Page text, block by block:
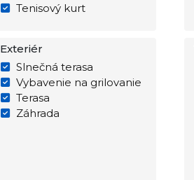
Tenisový kurt
Exteriér
Slnečná terasa
Vybavenie na grilovanie
Terasa
Záhrada